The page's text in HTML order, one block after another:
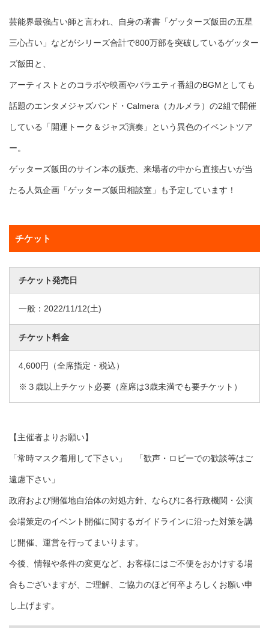
芸能界最強占い師と言われ、自身の著書「ゲッターズ飯田の五星
三心占い」などがシリーズ合計で800万部を突破しているゲッター
ズ飯田と、
アーティストとのコラボや映画やバラエティ番組のBGMとしても
話題のエンタメジャズバンド・Calmera（カルメラ）の2組で開催
している「開運トーク＆ジャズ演奏」という異色のイベントツア
ー。
ゲッターズ飯田のサイン本の販売、来場者の中から直接占いが当
たる人気企画「ゲッターズ飯田相談室」も予定しています！
チケット
チケット発売日
一般： 2022/11/12(土)
チケット料金
4,600円（全席指定・税込）
※３歳以上チケット必要（座席は3歳未満でも要チケット）
【主催者よりお願い】
「常時マスク着用して下さい」 「歓声・ロビーでの歓談等はご
遠慮下さい」
政府および開催地自治体の対処方針、ならびに各行政機関・公演
会場策定のイベント開催に関するガイドラインに沿った対策を講
じ開催、運営を行ってまいります。
今後、情報や条件の変更など、お客様にはご不便をおかけする場
合もございますが、ご理解、ご協力のほど何卒よろしくお願い申
し上げます。